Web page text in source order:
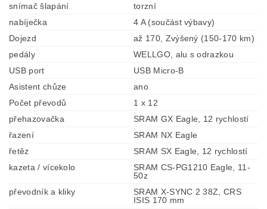
snímač šlapání
torzní
nabíječka
4 A (součást výbavy)
Dojezd
až 170, Zvýšený (150-170 km)
pedály
WELLGO, alu s odrazkou
USB port
USB Micro-B
Asistent chůze
ano
Počet převodů
1 x 12
přehazovačka
SRAM GX Eagle, 12 rychlostí
řazení
SRAM NX Eagle
řetěz
SRAM SX Eagle, 12 rychlostí
kazeta / vícekolo
SRAM CS-PG1210 Eagle, 11-
50z
převodník a kliky
SRAM X-SYNC 2 38Z, CRS
ISIS 170 mm